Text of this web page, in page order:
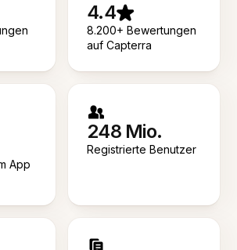
4.4
8.200+ Bewertungen
auf Capterra
App
248 Mio.
Registrierte Benutzer